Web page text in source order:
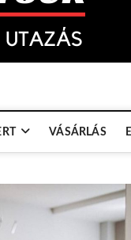
VÁSÁRLÁS